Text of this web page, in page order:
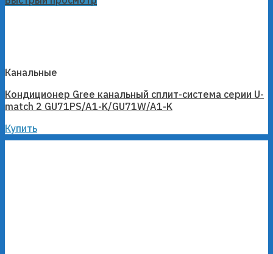
Канальные
Кондиционер Gree канальный сплит-система серии U-
match 2 GU71PS/A1-K/GU71W/A1-K
Купить